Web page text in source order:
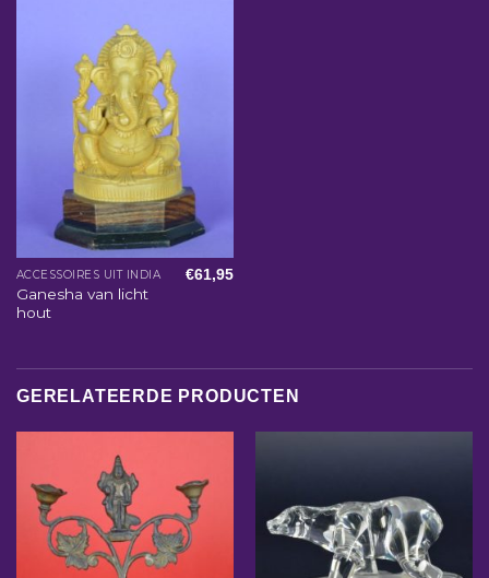
ACCESSOIRES UIT INDIA
Ganesha van licht
hout
€61,95
GERELATEERDE PRODUCTEN